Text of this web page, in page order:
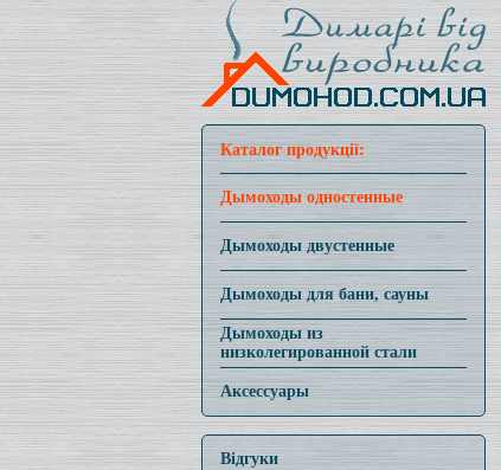
Каталог продукції:
Дымоходы одностенные
Дымоходы двустенные
Дымоходы для бани, сауны
Дымоходы из
низколегированной стали
Аксессуары
Відгуки